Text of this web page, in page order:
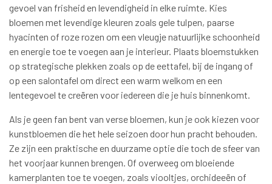
gevoel van frisheid en levendigheid in elke ruimte. Kies
bloemen met levendige kleuren zoals gele tulpen, paarse
hyacinten of roze rozen om een vleugje natuurlijke schoonheid
en energie toe te voegen aan je interieur. Plaats bloemstukken
op strategische plekken zoals op de eettafel, bij de ingang of
op een salontafel om direct een warm welkom en een
lentegevoel te creëren voor iedereen die je huis binnenkomt.
Als je geen fan bent van verse bloemen, kun je ook kiezen voor
kunstbloemen die het hele seizoen door hun pracht behouden.
Ze zijn een praktische en duurzame optie die toch de sfeer van
het voorjaar kunnen brengen. Of overweeg om bloeiende
kamerplanten toe te voegen, zoals viooltjes, orchideeën of